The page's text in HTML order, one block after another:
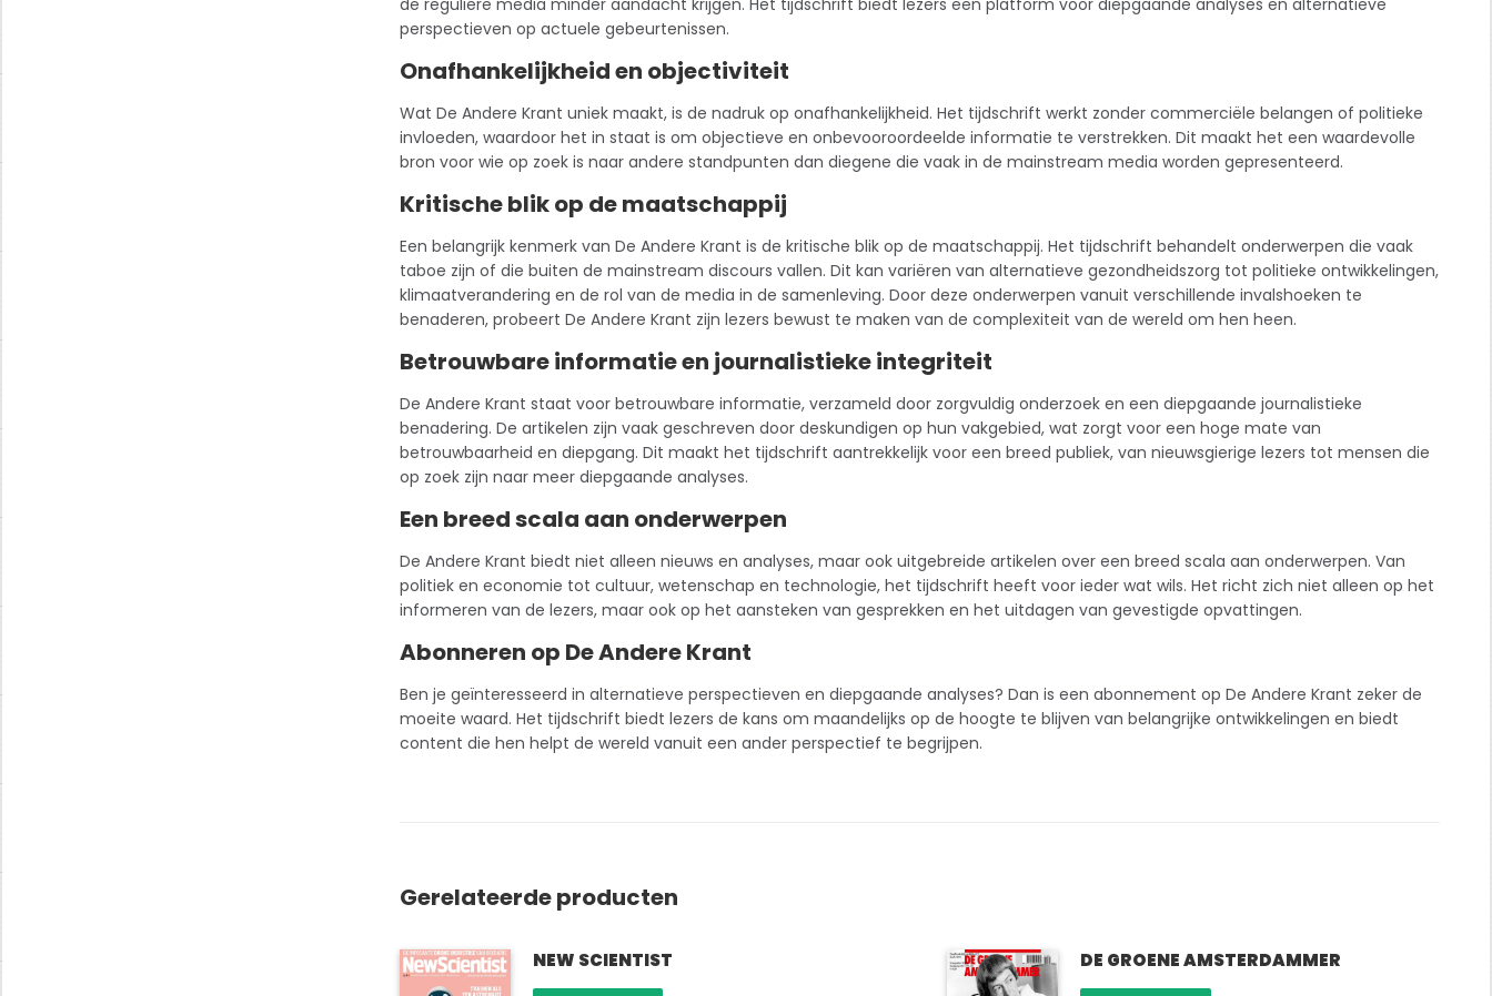
de reguliere media minder aandacht krijgen. Het tijdschrift biedt lezers een platform voor diepgaande analyses en alternatieve
perspectieven op actuele gebeurtenissen.
Onafhankelijkheid en objectiviteit
Wat De Andere Krant uniek maakt, is de nadruk op onafhankelijkheid. Het tijdschrift werkt zonder commerciële belangen of politieke
invloeden, waardoor het in staat is om objectieve en onbevooroordeelde informatie te verstrekken. Dit maakt het een waardevolle
bron voor wie op zoek is naar andere standpunten dan diegene die vaak in de mainstream media worden gepresenteerd.
Kritische blik op de maatschappij
Een belangrijk kenmerk van De Andere Krant is de kritische blik op de maatschappij. Het tijdschrift behandelt onderwerpen die vaak
taboe zijn of die buiten de mainstream discours vallen. Dit kan variëren van alternatieve gezondheidszorg tot politieke ontwikkelingen,
klimaatverandering en de rol van de media in de samenleving. Door deze onderwerpen vanuit verschillende invalshoeken te
benaderen, probeert De Andere Krant zijn lezers bewust te maken van de complexiteit van de wereld om hen heen.
Betrouwbare informatie en journalistieke integriteit
De Andere Krant staat voor betrouwbare informatie, verzameld door zorgvuldig onderzoek en een diepgaande journalistieke
benadering. De artikelen zijn vaak geschreven door deskundigen op hun vakgebied, wat zorgt voor een hoge mate van
betrouwbaarheid en diepgang. Dit maakt het tijdschrift aantrekkelijk voor een breed publiek, van nieuwsgierige lezers tot mensen die
op zoek zijn naar meer diepgaande analyses.
Een breed scala aan onderwerpen
De Andere Krant biedt niet alleen nieuws en analyses, maar ook uitgebreide artikelen over een breed scala aan onderwerpen. Van
politiek en economie tot cultuur, wetenschap en technologie, het tijdschrift heeft voor ieder wat wils. Het richt zich niet alleen op het
informeren van de lezers, maar ook op het aansteken van gesprekken en het uitdagen van gevestigde opvattingen.
Abonneren op De Andere Krant
Ben je geïnteresseerd in alternatieve perspectieven en diepgaande analyses? Dan is een abonnement op De Andere Krant zeker de
moeite waard. Het tijdschrift biedt lezers de kans om maandelijks op de hoogte te blijven van belangrijke ontwikkelingen en biedt
content die hen helpt de wereld vanuit een ander perspectief te begrijpen.
Gerelateerde producten
NEW SCIENTIST DE GROENE AMSTERDAMMER